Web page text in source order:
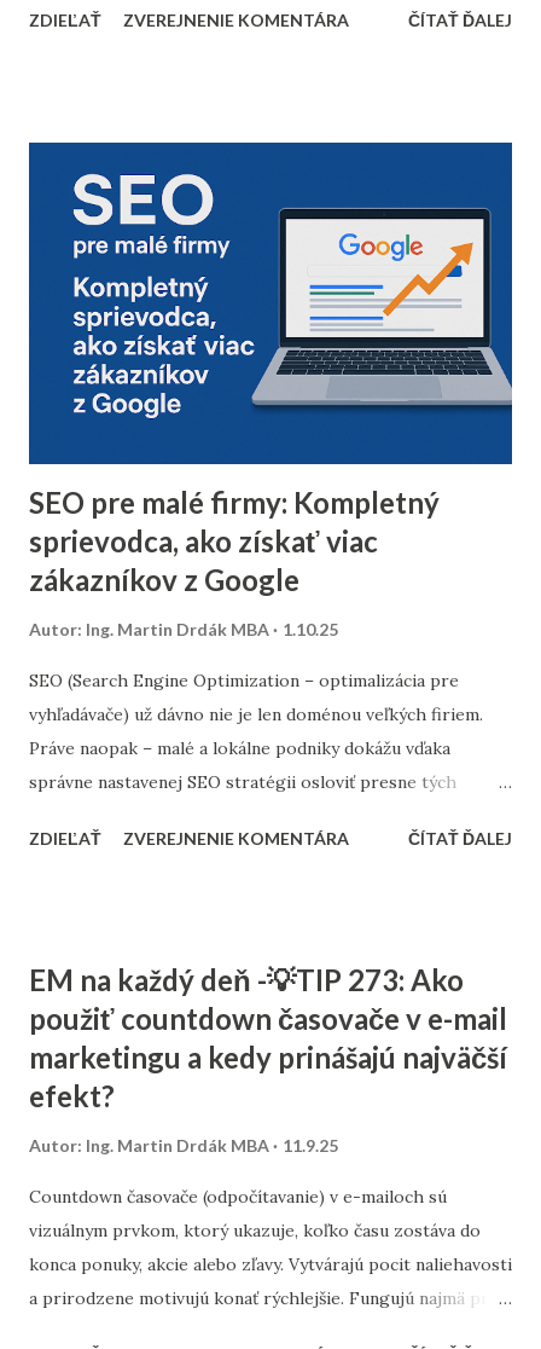
priniesť nárast predajov aj vysokú spokojnosť zákazníkov.
Odfiltrovanie neaktívnych používateľov, starých alebo
neoverených e-mailov vám pomôže zvýšiť mieru
doručiteľnosti a znížiť riziko, že vaše e-maily skončia v
spam priečinku. Zamerajte sa najmä na tých príjemcov, ktorí
dlhodobo neotvárali e-maily – zvážte, či má zmysel ich
osloviť špeciálnou reaktivačnou kampaňou, alebo ich radšej
úplne odstrániť z databázy. 2. Segmentácia kontaktov podľa
minuloročnej v...
ZDIEĽAŤ ZVEREJNENIE KOMENTÁRA ČÍTAŤ ĎALEJ
SEO pre malé firmy: Kompletný
sprievodca, ako získať viac
zákazníkov z Google
Autor: Ing. Martin Drdák MBA 1.10.25
SEO (Search Engine Optimization – optimalizácia pre
vyhľadávače) už dávno nie je len doménou veľkých firiem.
Práve naopak – malé a lokálne podniky dokážu vďaka
správne nastavenej SEO stratégii osloviť presne tých
ako nastaviť SEO tak, aby fungovalo aj pri menšom
osloviť zákazníkov z celého Slovenska alebo len z vášho
mesta? Výskum kľúčových slov – zistite, čo ľudia hľadajú.
Namiesto všeobecných výrazov typu „kaviareň“ skúste
„kaviareň Bratislava Staré Mesto“ alebo „zdravé obedy
firmy vo vašom segmente. ➡️ Viac sa tejto téme venujeme v
článku: „Ako nájsť správne kľúčové slová pre malé firmy“ 2.
On-page SEO (čo viete spraviť priamo na webe) Tu ide o
úpravu obsahu a technických prvko...
ZDIEĽAŤ ZVEREJNENIE KOMENTÁRA ČÍTAŤ ĎALEJ
EM na každý deň -💡TIP 273: Ako
použiť countdown časovače v e-mail
marketingu a kedy prinášajú najväčší
efekt?
Autor: Ing. Martin Drdák MBA 11.9.25
Countdown časovače (odpočítavanie) v e-mailoch sú
vizuálnym prvkom, ktorý ukazuje, koľko času zostáva do
konca ponuky, akcie alebo zľavy. Vytvárajú pocit naliehavosti
a prirodzene motivujú konať rýchlejšie. Fungujú najmä pri